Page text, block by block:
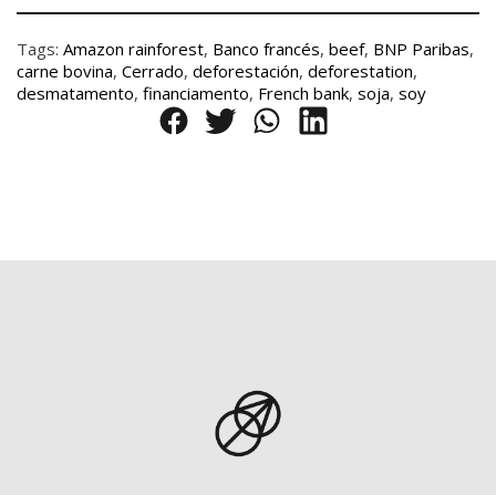
Tags: Amazon rainforest, Banco francés, beef, BNP Paribas,
carne bovina, Cerrado, deforestación, deforestation,
desmatamento, financiamento, French bank, soja, soy